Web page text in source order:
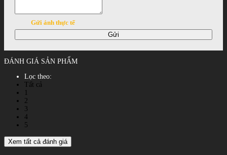
Gửi ảnh thực tế
Gửi
ĐÁNH GIÁ SẢN PHẨM
Lọc theo:
Tất cả
2
3
4
5
Xem tất cả đánh giá